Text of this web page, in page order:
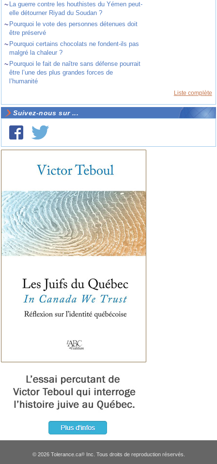
~ La guerre contre les houthistes du Yémen peut-
elle détourner Riyad du Soudan ?
~ Pourquoi le vote des personnes détenues doit
être préservé
~ Pourquoi certains chocolats ne fondent-ils pas
malgré la chaleur ?
~ Pourquoi le fait de naître sans défense pourrait
être l’une des plus grandes forces de
l’humanité
Liste complète
Suivez-nous sur ...
© 2026 Tolerance.ca®Inc. Tous droits de reproduction réservés.